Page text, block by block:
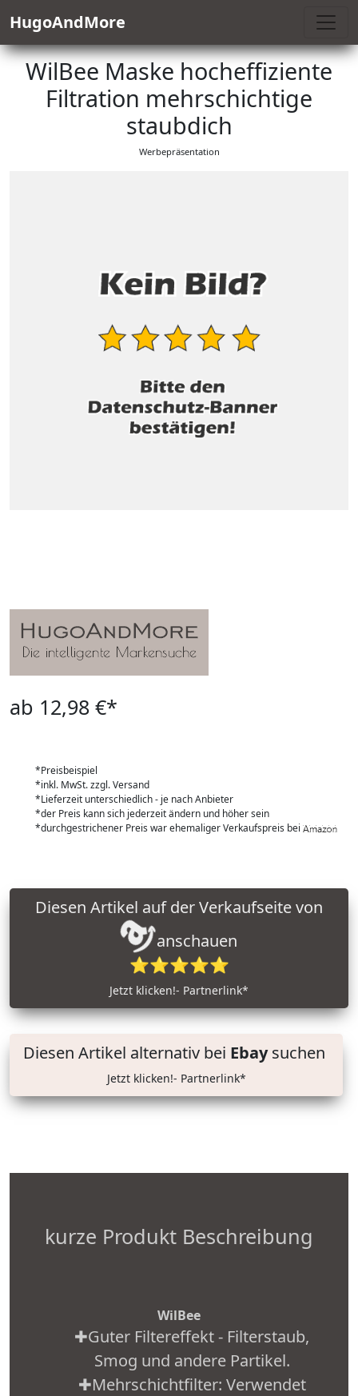
HugoAndMore
WilBee Maske hocheffiziente
Filtration mehrschichtige
staubdich
Werbepräsentation
ab 12,98 €*
*Preisbeispiel
*inkl. MwSt. zzgl. Versand
*Lieferzeit unterschiedlich - je nach Anbieter
*der Preis kann sich jederzeit ändern und höher sein
*durchgestrichener Preis war ehemaliger Verkaufspreis bei
anschauen
⭐⭐⭐⭐⭐
Jetzt klicken!- Partnerlink*
Diesen Artikel alternativ bei Ebaysuchen
Jetzt klicken!- Partnerlink*
kurze Produkt Beschreibung
WilBee
✚Guter Filtereffekt - Filterstaub,
Smog und andere Partikel.
✚Mehrschichtfilter: Verwendet